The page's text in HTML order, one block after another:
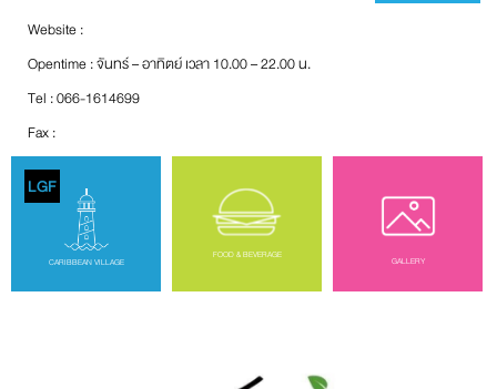
Website :
Opentime : จันทร์ – อาทิตย์ เวลา 10.00 – 22.00 น.
Tel : 066-1614699
Fax :
LGF
CARIBBEAN VILLAGE
FOOD & BEVERAGE GALLERY